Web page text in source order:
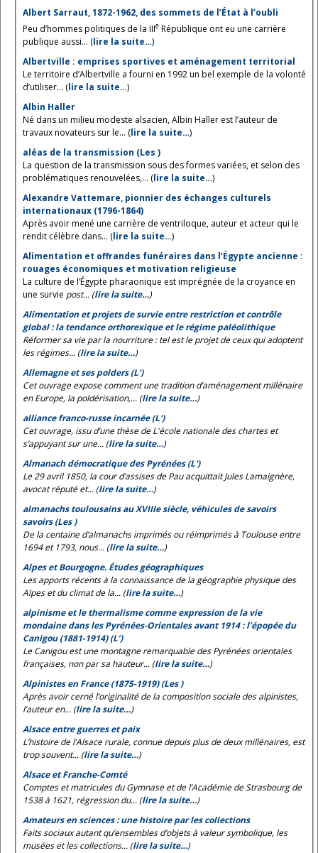
Albert Sarraut, 1872-1962, des sommets de l’État à l’oubli
Peu d’hommes politiques de la IIIe République ont eu une carrière
publique aussi... (lire la suite…)
Albertville : emprises sportives et aménagement territorial
Le territoire d’Albertville a fourni en 1992 un bel exemple de la volonté
d’utiliser... (lire la suite…)
Albin Haller
Né dans un milieu modeste alsacien, Albin Haller est l’auteur de
travaux novateurs sur le... (lire la suite…)
aléas de la transmission (Les )
La question de la transmission sous des formes variées, et selon des
problématiques renouvelées,... (lire la suite…)
Alexandre Vattemare, pionnier des échanges culturels
internationaux (1796-1864)
Après avoir mené une carrière de ventriloque, auteur et acteur qui le
rendit célèbre dans... (lire la suite…)
Alimentation et offrandes funéraires dans l’Égypte ancienne :
rouages économiques et motivation religieuse
La culture de l’Égypte pharaonique est imprégnée de la croyance en
une survie post... (lire la suite…)
Alimentation et projets de survie entre restriction et contrôle
global : la tendance orthorexique et le régime paléolithique
Réformer sa vie par la nourriture : tel est le projet de ceux qui adoptent
les régimes... (lire la suite…)
Allemagne et ses polders (L’)
Cet ouvrage expose comment une tradition d’aménagement millénaire
en Europe, la poldérisation,... (lire la suite…)
alliance franco-russe incarnée (L')
Cet ouvrage, issu d’une thèse de L'école nationale des chartes et
s’appuyant sur une... (lire la suite…)
Almanach démocratique des Pyrénées (L')
Le 29 avril 1850, la cour d’assises de Pau acquittait Jules Lamaignère,
avocat réputé et... (lire la suite…)
almanachs toulousains au XVIIIe siècle, véhicules de savoirs
savoirs (Les )
De la centaine d’almanachs imprimés ou réimprimés à Toulouse entre
1694 et 1793, nous... (lire la suite…)
Alpes et Bourgogne. Études géographiques
Les apports récents à la connaissance de la géographie physique des
Alpes et du climat de la... (lire la suite…)
alpinisme et le thermalisme comme expression de la vie
mondaine dans les Pyrénées-Orientales avant 1914 : l’épopée du
Canigou (1881-1914) (L’)
Le Canigou est une montagne remarquable des Pyrénées orientales
françaises, non par sa hauteur... (lire la suite…)
Alpinistes en France (1875-1919) (Les )
Après avoir cerné l’originalité de la composition sociale des alpinistes,
l’auteur en... (lire la suite…)
Alsace entre guerres et paix
L’histoire de l’Alsace rurale, connue depuis plus de deux millénaires, est
trop souvent... (lire la suite…)
Alsace et Franche-Comté
Comptes et matricules du Gymnase et de l’Académie de Strasbourg de
1538 à 1621, régression du... (lire la suite…)
Amateurs en sciences : une histoire par les collections
Faits sociaux autant qu’ensembles d’objets à valeur symbolique, les
musées et les collections... (lire la suite…)